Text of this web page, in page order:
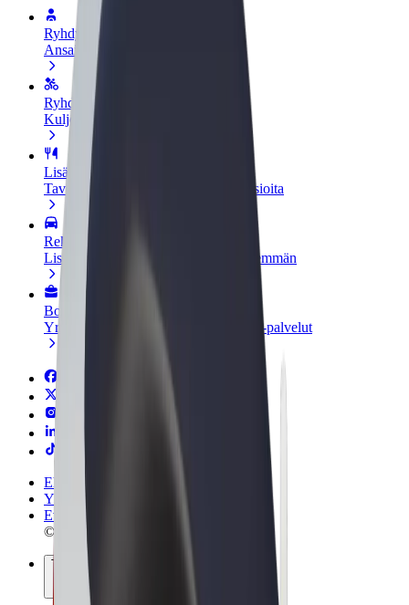
Ryhdy kuljettajaksi
Ansaitse omilla ehdoillasi
Ryhdy ruokalähetiksi
Kuljeta ruokaa ja ansaitse viikoittain
Lisää ravintola tai kauppa
Tavoita lisää asiakkaita ja kasvata ansioita
Rekisteröidy fleet-omistajaksi
Lisää autokantasi Boltiin ja tienaa enemmän
Bolt for Business
Yrityksellesi skaalatut Bolt-tuotteet ja -palvelut
Ehdot
Yksityisyys
Evästeet
© 2026 Bolt Technology OÜ
Tuotteet